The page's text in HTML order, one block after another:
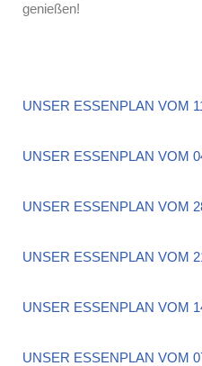
genießen!
UNSER ESSENPLAN VOM
UNSER ESSENPLAN VOM
UNSER ESSENPLAN VOM
UNSER ESSENPLAN VOM
UNSER ESSENPLAN VOM
UNSER ESSENPLAN VOM